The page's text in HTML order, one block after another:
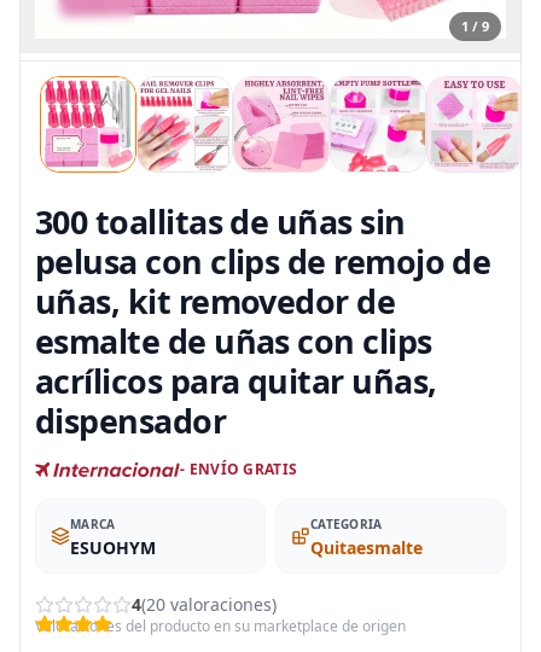
1 / 9
300 toallitas de uñas sin
pelusa con clips de remojo de
uñas, kit removedor de
esmalte de uñas con clips
acrílicos para quitar uñas,
dispensador
- ENVÍO GRATIS
MARCA
ESUOHYM
CATEGORIA
Quitaesmalte
4(20 valoraciones)
Valoraciones del producto en su marketplace de origen